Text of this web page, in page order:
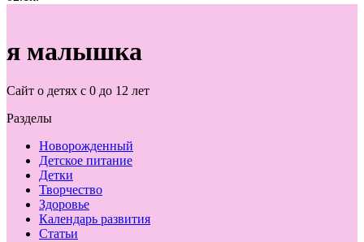
я малышка
Сайт о детях с 0 до 12 лет
Разделы
Новорожденный
Детское питание
Детки
Творчество
Здоровье
Календарь развития
Статьи